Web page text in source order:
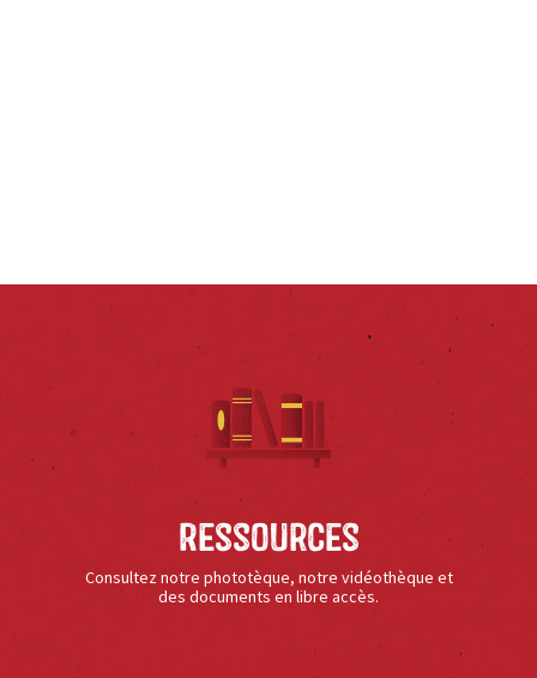
Ressources
Consultez notre phototèque, notre vidéothèque et
des documents en libre accès.